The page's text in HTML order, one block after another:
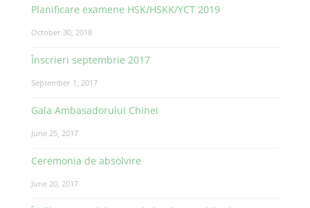
Planificare examene HSK/HSKK/YCT 2019
October 30, 2018
Înscrieri septembrie 2017
September 1, 2017
Gala Ambasadorului Chinei
June 25, 2017
Ceremonia de absolvire
June 20, 2017